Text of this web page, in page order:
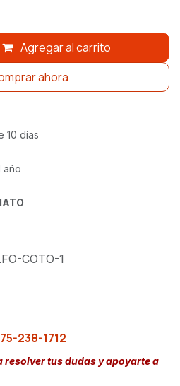
Agregar al carrito
ahora
10 días
año
COTO-1
238-1712
tus dudas y apoyarte a